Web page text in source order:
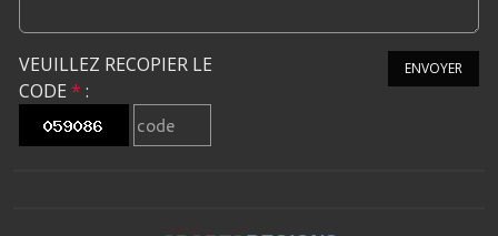
VEUILLEZ RECOPIER LE
CODE * :
ENVOYER